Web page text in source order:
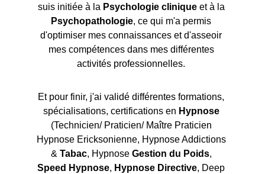
suis initiée à la Psychologie clinique et à la
Psychopathologie, ce qui m'a permis
d'optimiser mes connaissances et d'asseoir
mes compétences dans mes différentes
activités professionnelles.
Et pour finir, j'ai validé différentes formations,
spécialisations, certifications en Hypnose
(Technicien/ Praticien/ Maître Praticien
Hypnose Ericksonienne, Hypnose Addictions
& Tabac, Hypnose Gestion du Poids,
Speed Hypnose, Hypnose Directive, Deep